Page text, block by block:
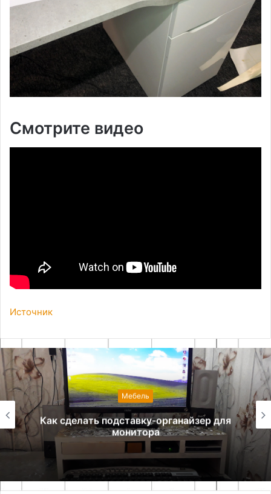
Смотрите видео
Источник
Мебель
Как изготовить парящий компьютерный
стол